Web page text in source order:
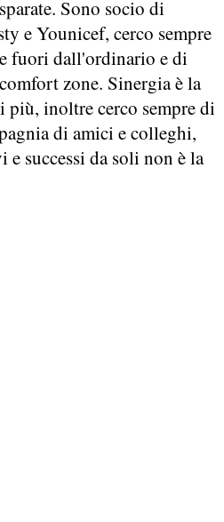
Sono socio di
e Younicef, cerco sempre
fuori dall'ordinario e di
zone. Sinergia è la
più, inoltre cerco sempre di
di amici e colleghi,
successi da soli non è la